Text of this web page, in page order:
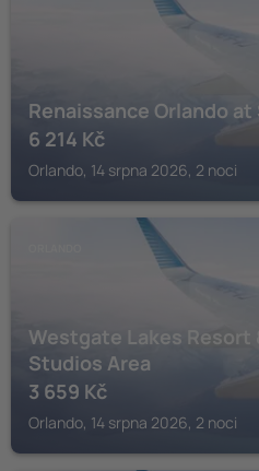
Renaissance Orlando at
6 214 Kč
Orlando, 14 srpna 2026, 2 noci
Westgate Lakes Resort
Studios Area
3 659 Kč
Orlando, 14 srpna 2026, 2 noci